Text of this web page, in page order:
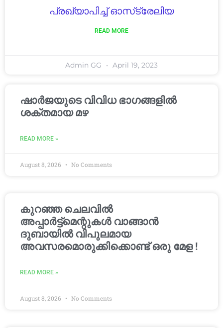
പ്രഖ്യാപിച്ച് ഓസ്‌ട്രേലിയ
READ MORE
Admin GG April 19, 2023
ഷാർജയുടെ വിവിധ ഭാഗങ്ങളിൽ
ശക്തമായ മഴ
READ MORE »
August 8, 2026 No Comments
കുറഞ്ഞ ചെലവിൽ
അപ്പാർട്ട്മെന്റുകൾ വാങ്ങാൻ
ദുബായിൽ വിപുലമായ
അവസരമൊരുക്കിക്കൊണ്ട് ഒരു മേള !
READ MORE »
August 8, 2026 No Comments